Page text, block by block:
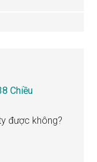
Chiều
được không?